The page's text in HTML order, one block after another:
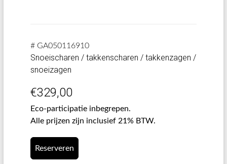
# GA050116910
Snoeischaren / takkenscharen / takkenzagen /
snoeizagen
€329,00
Eco-participatie inbegrepen.
Alle prijzen zijn inclusief 21% BTW.
Reserveren